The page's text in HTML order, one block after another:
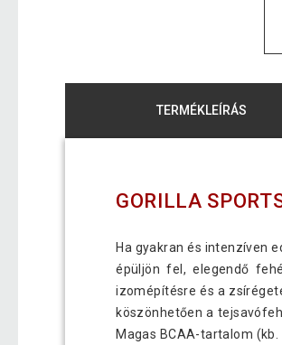
TERMÉKLEÍRÁS
GORILLA
Ha gyakran és intenzíven
épüljön fel, elegendő
izomépítésre és a
köszönhetően a
Magas BCAA-tartalom (kb.